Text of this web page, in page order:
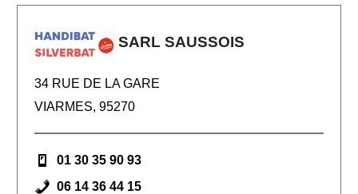
SARL SAUSSOIS
34 RUE DE LA GARE
VIARMES, 95270
01 30 35 90 93
06 14 36 44 15